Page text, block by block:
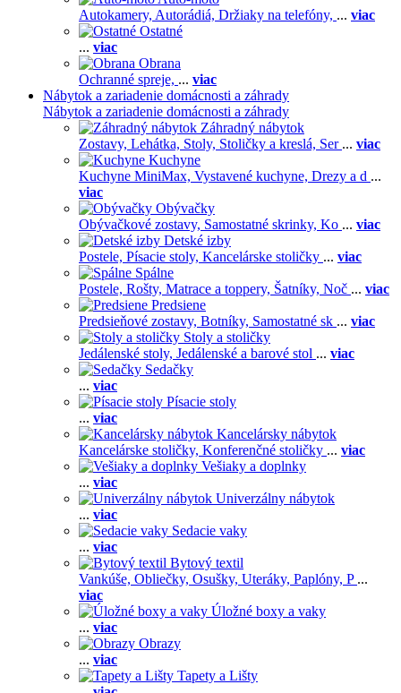
Autokamery, Autorádiá, Držiaky na telefóny, ... viac
Ostatné
... viac
Obrana
Ochranné spreje, ... viac
Nábytok a zariadenie domácnosti a záhrady
Nábytok a zariadenie domácnosti a záhrady
Záhradný nábytok
Zostavy, Lehátka, Stoly, Stoličky a kreslá, Ser ... viac
Kuchyne
Kuchyne MiniMax, Vystavené kuchyne, Drezy a d ...
viac
Obývačky
Obývačkové zostavy, Samostatné skrinky, Ko ... viac
Detské izby
Postele, Písacie stoly, Kancelárske stoličky ... viac
Spálne
Postele, Rošty, Matrace a toppery, Šatníky, Noč ... viac
Predsiene
Predsieňové zostavy, Botníky, Samostatné sk ... viac
Stoly a stoličky
Jedálenské stoly, Jedálenské a barové stol ... viac
Sedačky
... viac
Písacie stoly
... viac
Kancelársky nábytok
Kancelárske stoličky, Konferenčné stoličky ... viac
Vešiaky a doplnky
... viac
Univerzálny nábytok
... viac
Sedacie vaky
... viac
Bytový textil
Vankúše, Obliečky, Osušky, Uteráky, Paplóny, P ...
viac
Úložné boxy a vaky
... viac
Obrazy
... viac
Tapety a Lišty